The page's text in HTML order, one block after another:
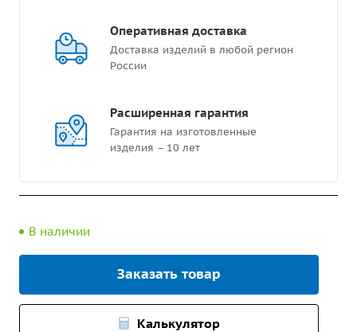
Оперативная доставка
Доставка изделий в любой регион
России
Расширенная гарантия
Гарантия на изготовленные
изделия – 10 лет
В наличии
Заказать товар
Калькулятор